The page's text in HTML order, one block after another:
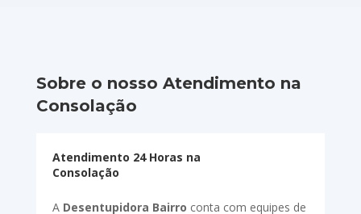
Sobre o nosso Atendimento na
Consolação
Atendimento 24 Horas na
Consolação
A Desentupidora Bairro conta com equipes de